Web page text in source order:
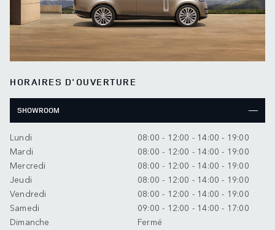
HORAIRES D'OUVERTURE
SHOWROOM
Lundi
08:00 - 12:00 - 14:00 - 19:00
Mardi
08:00 - 12:00 - 14:00 - 19:00
Mercredi
08:00 - 12:00 - 14:00 - 19:00
Jeudi
08:00 - 12:00 - 14:00 - 19:00
Vendredi
08:00 - 12:00 - 14:00 - 19:00
Samedi
09:00 - 12:00 - 14:00 - 17:00
Dimanche
Fermé